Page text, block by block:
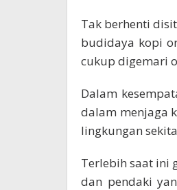
Tak berhenti
budidaya kopi
cukup digemari
Dalam
dalam menjaga
lingkungan
Terlebih saat ini
dan pendaki